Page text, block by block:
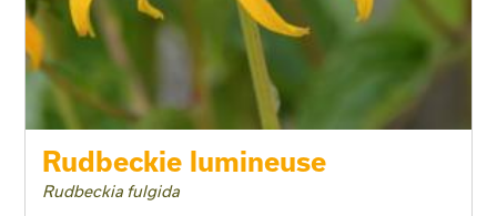
Rudbeckie lumineuse
Rudbeckia fulgida